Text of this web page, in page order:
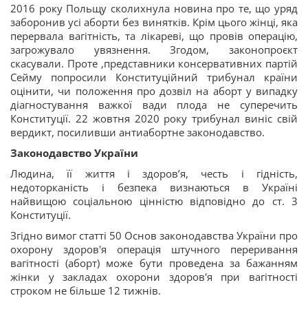
2016 року Польщу сколихнула новина про те, що уряд
заборонив усі аборти без винятків. Крім цього жінці, яка
перервала вагітність, та лікареві, що провів операцію,
загрожувало увязнення. Згодом, законопроєкт
скасували. Проте ,представники консервативних партій
Сейму попросили Конституційний трибунал країни
оцінити, чи положення про дозвіл на аборт у випадку
діагностування важкої вади плода не суперечить
Конституції. 22 жовтня 2020 року трибунал виніс свій
вердикт, посиливши антиабортне законодавство.
Законодавство України
Людина, її життя і здоров’я, честь і гідність,
недоторканість і безпека визнаються в Україні
найвищою соціальною цінністю відповідно до ст. 3
Конституції.
Згідно вимог статті 50 Основ законодавства України про
охорону здоров'я операція штучного переривання
вагітності (аборт) може бути проведена за бажанням
жінки у закладах охорони здоров'я при вагітності
строком не більше 12 тижнів.